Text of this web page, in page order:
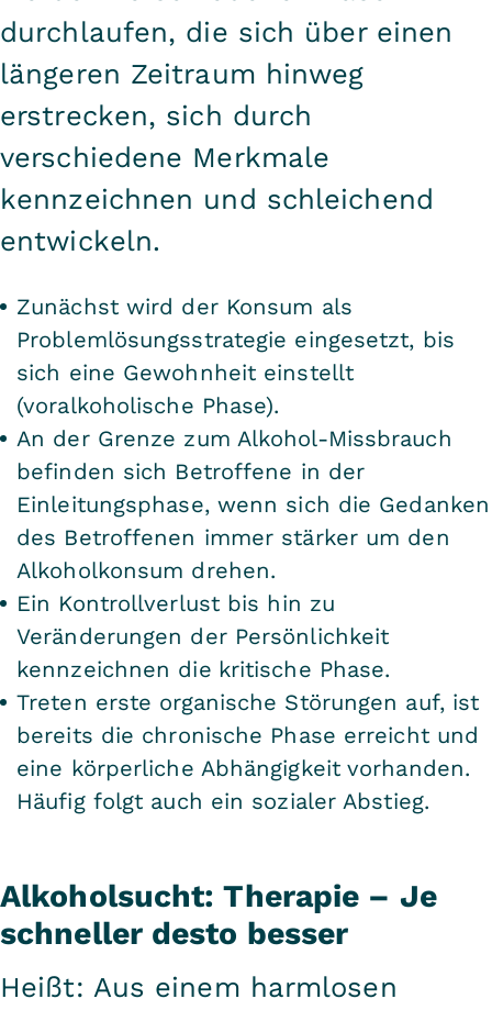
durchlaufen, die sich über einen
längeren Zeitraum hinweg
erstrecken, sich durch
verschiedene Merkmale
kennzeichnen und schleichend
entwickeln.
Zunächst wird der Konsum als
Problemlösungsstrategie eingesetzt, bis
sich eine Gewohnheit einstellt
(voralkoholische Phase).
An der Grenze zum Alkohol-Missbrauch
befinden sich Betroffene in der
Einleitungsphase, wenn sich die Gedanken
des Betroffenen immer stärker um den
Alkoholkonsum drehen.
Ein Kontrollverlust bis hin zu
Veränderungen der Persönlichkeit
kennzeichnen die kritische Phase.
Treten erste organische Störungen auf, ist
bereits die chronische Phase erreicht und
eine körperliche Abhängigkeit vorhanden.
Häufig folgt auch ein sozialer Abstieg.
Alkoholsucht: Therapie – Je
schneller desto besser
Heißt: Aus einem harmlosen